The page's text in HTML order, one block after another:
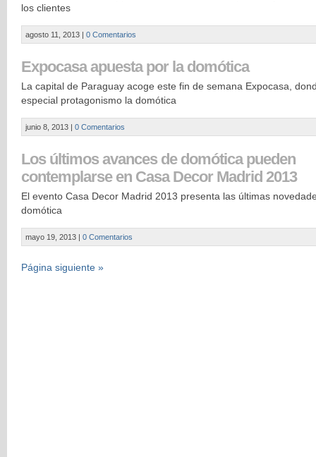
los clientes
agosto 11, 2013 | 0 Comentarios
Expocasa apuesta por la domótica
La capital de Paraguay acoge este fin de semana Expocasa,
especial protagonismo la domótica
junio 8, 2013 | 0 Comentarios
Los últimos avances de domótica pueden
contemplarse en Casa Decor Madrid 2013
El evento Casa Decor Madrid 2013 presenta las últimas
domótica
mayo 19, 2013 | 0 Comentarios
Página siguiente »